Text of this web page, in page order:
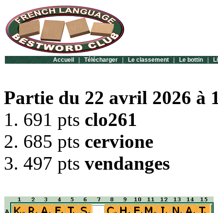
Accueil | Télécharger | Le classement | Le bottin |
Partie du 22 avril 2026 à
1. 691 pts clo261
2. 685 pts cervione
3. 497 pts vendanges